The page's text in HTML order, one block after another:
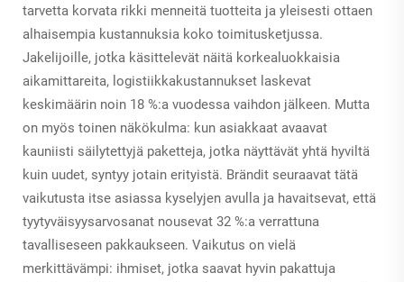
tarvetta korvata rikki menneitä tuotteita ja yleisesti ottaen
alhaisempia kustannuksia koko toimitusketjussa.
Jakelijoille, jotka käsittelevät näitä korkealuokkaisia
aikamittareita, logistiikkakustannukset laskevat
keskimäärin noin 18 %:a vuodessa vaihdon jälkeen. Mutta
on myös toinen näkökulma: kun asiakkaat avaavat
kauniisti säilytettyjä paketteja, jotka näyttävät yhtä hyviltä
kuin uudet, syntyy jotain erityistä. Brändit seuraavat tätä
vaikutusta itse asiassa kyselyjen avulla ja havaitsevat, että
tyytyväisyysarvosanat nousevat 32 %:a verrattuna
tavalliseseen pakkaukseen. Vaikutus on vielä
merkittävämpi: ihmiset, jotka saavat hyvin pakattuja